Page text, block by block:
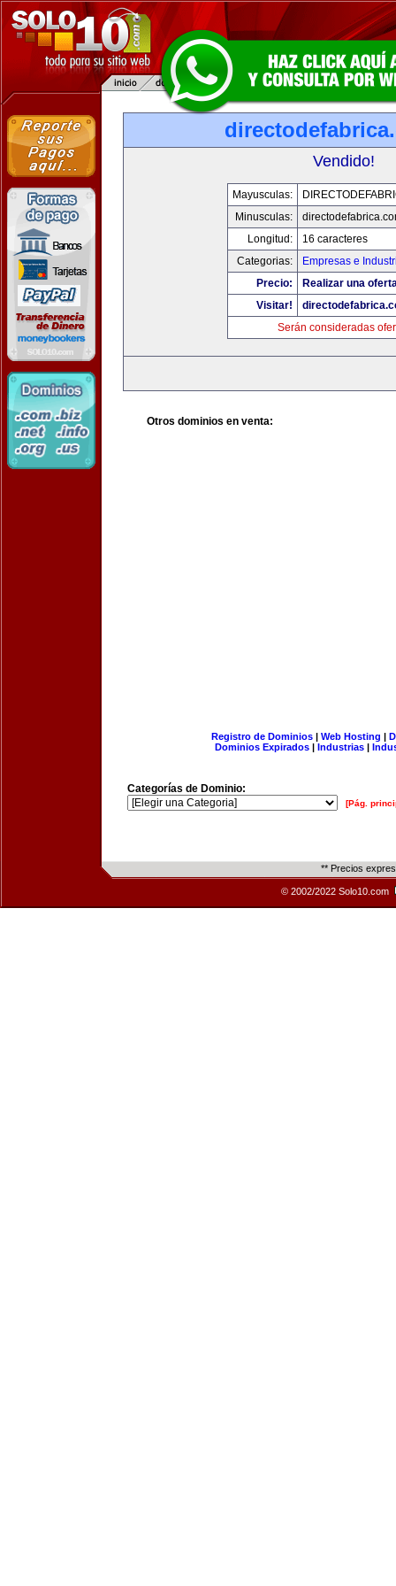
Vendido!
Mayusculas:
Minusculas:
Longitud:
16 caracteres
Categorias:
Empresas e
Precio:
Realizar una
Visitar!
Serán consideradas
Otros dominios en venta:
Registro de Dominios| Web Hosting |
Dominios Expirados | Industrias |
Categorías de Dominio:
[Pág.
** Precios
© 2002/2022 Solo10.com